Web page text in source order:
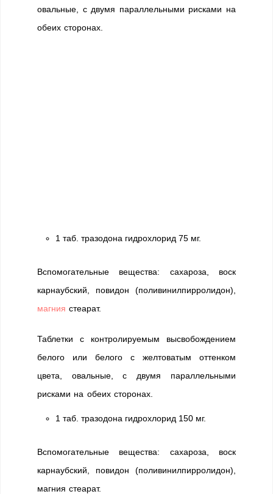
овальные, с двумя параллельными рисками на
обеих сторонах.
1 таб. тразодона гидрохлорид 75 мг.
Вспомогательные вещества: сахароза, воск
карнаубский, повидон (поливинилпирролидон),
магния стеарат.
Таблетки с контролируемым высвобождением
белого или белого с желтоватым оттенком
цвета, овальные, с двумя параллельными
рисками на обеих сторонах.
1 таб. тразодона гидрохлорид 150 мг.
Вспомогательные вещества: сахароза, воск
карнаубский, повидон (поливинилпирролидон),
магния стеарат.